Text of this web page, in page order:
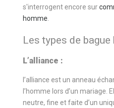
s'interrogent encore sur
homme.
Les types de
L’alliance :
l’alliance est un anneau
l’homme lors d’un
neutre, fine et faite d’un